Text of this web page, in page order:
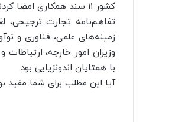
کشور ۱۱ سند همکاری امضا کردند.
تفاهم‌نامه تجارت ترجیحی،
زمینه‌های علمی، فناوری و
وزیران امور خارجه،
با همتایان اندونزیایی بود.
آیا این مطلب برای شما مفید بود؟ میانگین امتیازات: ۵ / ۵.